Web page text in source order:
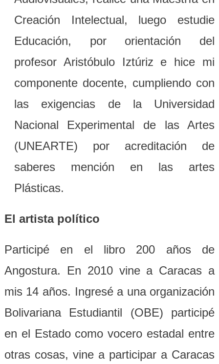
Creación Intelectual, luego estudie
Educación, por orientación del
profesor Aristóbulo Iztúriz e hice mi
componente docente, cumpliendo con
las exigencias de la Universidad
Nacional Experimental de las Artes
(UNEARTE) por acreditación de
saberes mención en las artes
Plásticas.
El artista político
Participé en el libro 200 años de
Angostura. En 2010 vine a Caracas a
mis 14 años. Ingresé a una organización
Bolivariana Estudiantil (OBE) participé
en el Estado como vocero estadal entre
otras cosas, vine a participar a Caracas